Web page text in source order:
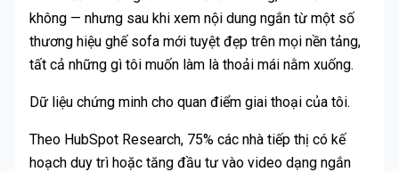
không — nhưng sau khi xem nội dung ngắn từ một số
thương hiệu ghế sofa mới tuyệt đẹp trên mọi nền tảng,
tất cả những gì tôi muốn làm là thoải mái nằm xuống.
Dữ liệu chứng minh cho quan điểm giai thoại của tôi.
Theo HubSpot Research, 75% các nhà tiếp thị có kế
hoạch duy trì hoặc tăng đầu tư vào video dạng ngắn